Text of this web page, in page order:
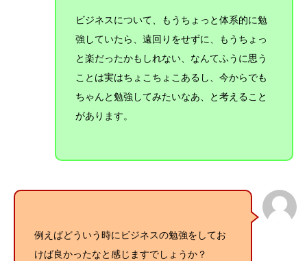
ビジネスについて、もうちょっと体系的に勉
強していたら、遠回りをせずに、もうちょっ
と楽だったかもしれない、なんてふうに思う
ことは実はちょこちょこあるし、今からでも
ちゃんと勉強してみたいなあ、と考えること
があります。
例えばどういう時にビジネスの勉強をしてお
けば良かったなと感じますでしょうか？